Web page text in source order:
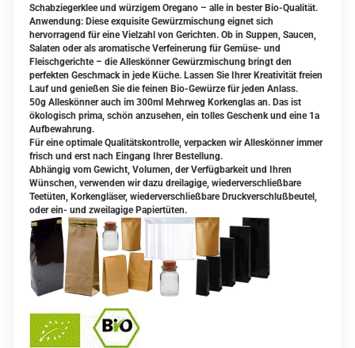
Schabziegerklee und würzigem Oregano – alle in bester Bio-Qualität.
Anwendung: Diese exquisite Gewürzmischung eignet sich
hervorragend für eine Vielzahl von Gerichten. Ob in Suppen, Saucen,
Salaten oder als aromatische Verfeinerung für Gemüse- und
Fleischgerichte – die Alleskönner Gewürzmischung bringt den
perfekten Geschmack in jede Küche. Lassen Sie Ihrer Kreativität freien
Lauf und genießen Sie die feinen Bio-Gewürze für jeden Anlass.
50g Alleskönner auch im 300ml Mehrweg Korkenglas an. Das ist
ökologisch prima, schön anzusehen, ein tolles Geschenk und eine 1a
Aufbewahrung.
Für eine optimale Qualitätskontrolle, verpacken wir Alleskönner immer
frisch und erst nach Eingang Ihrer Bestellung.
Abhängig vom Gewicht, Volumen, der Verfügbarkeit und Ihren
Wünschen, verwenden wir dazu dreilagige, wiederverschließbare
Teetüten, Korkengläser, wiederverschließbare Druckverschlußbeutel,
oder ein- und zweilagige Papiertüten.